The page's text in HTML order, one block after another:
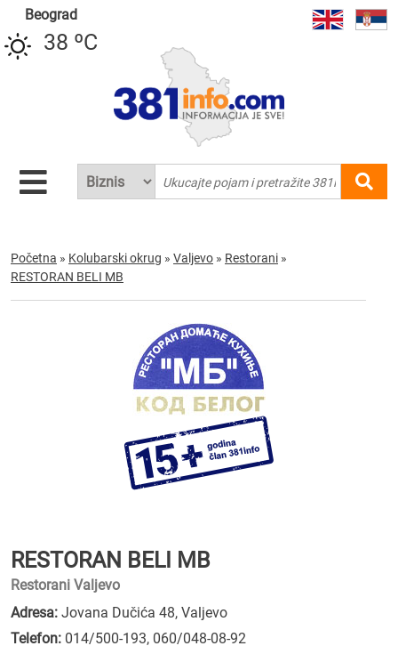
Beograd
38 ºC
Početna » Kolubarski okrug » Valjevo » Restorani »
RESTORAN BELI MB
RESTORAN BELI MB
Restorani Valjevo
Adresa: Jovana Dučića 48, Valjevo
Telefon: 014/500-193, 060/048-08-92